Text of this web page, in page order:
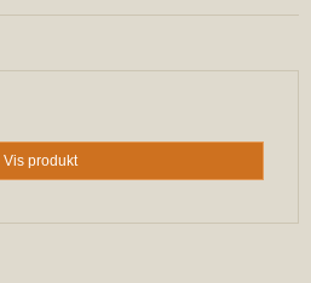
Vis produkt